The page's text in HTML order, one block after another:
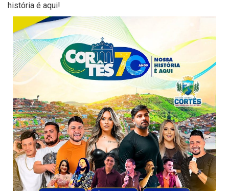
história é aqui!